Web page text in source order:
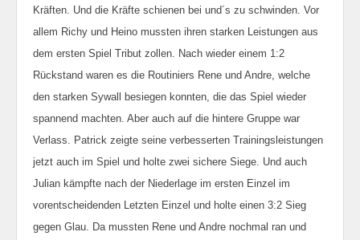
Kräften. Und die Kräfte schienen bei und´s zu schwinden. Vor
allem Richy und Heino mussten ihren starken Leistungen aus
dem ersten Spiel Tribut zollen. Nach wieder einem 1:2
Rückstand waren es die Routiniers Rene und Andre, welche
den starken Sywall besiegen konnten, die das Spiel wieder
spannend machten. Aber auch auf die hintere Gruppe war
Verlass. Patrick zeigte seine verbesserten Trainingsleistungen
jetzt auch im Spiel und holte zwei sichere Siege. Und auch
Julian kämpfte nach der Niederlage im ersten Einzel im
vorentscheidenden Letzten Einzel und holte einen 3:2 Sieg
gegen Glau. Da mussten Rene und Andre nochmal ran und